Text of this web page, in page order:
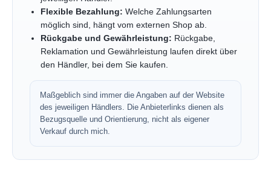
Flexible Bezahlung: Welche Zahlungsarten
möglich sind, hängt vom externen Shop ab.
Rückgabe und Gewährleistung: Rückgabe,
Reklamation und Gewährleistung laufen direkt über
den Händler, bei dem Sie kaufen.
Maßgeblich sind immer die Angaben auf der Website
des jeweiligen Händlers. Die Anbieterlinks dienen als
Bezugsquelle und Orientierung, nicht als eigener
Verkauf durch mich.